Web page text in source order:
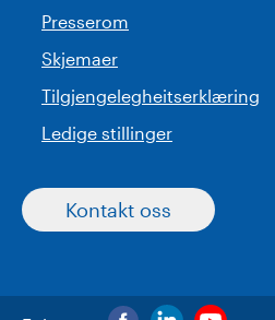
Presserom
Skjemaer
Tilgjengelegheitserklæring
Ledige stillinger
Kontakt oss